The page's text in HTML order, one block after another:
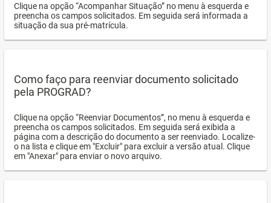
Clique na opção “Acompanhar Situação” no menu à esquerda e
preencha os campos solicitados. Em seguida será informada a
situação da sua pré-matrícula.
Como faço para reenviar documento solicitado
pela PROGRAD?
Clique na opção “Reenviar Documentos”, no menu à esquerda e
preencha os campos solicitados. Em seguida será exibida a
página com a descrição do documento a ser reenviado. Localize-
o na lista e clique em "Excluir" para excluir a versão atual. Clique
em "Anexar" para enviar o novo arquivo.